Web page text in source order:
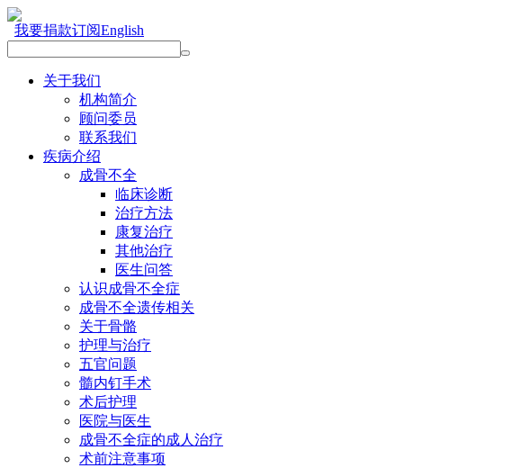
我要捐款订阅English
关于我们
机构简介
顾问委员
联系我们
疾病介绍
成骨不全
临床诊断
治疗方法
康复治疗
其他治疗
医生问答
认识成骨不全症
成骨不全遗传相关
关于骨骼
护理与治疗
五官问题
髓内钉手术
术后护理
医院与医生
成骨不全症的成人治疗
术前注意事项